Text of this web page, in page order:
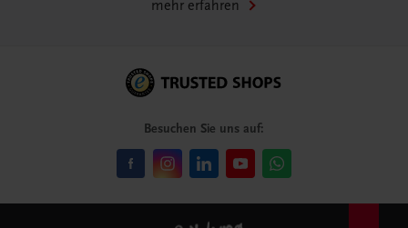
mehr erfahren
Besuchen Sie uns auf: